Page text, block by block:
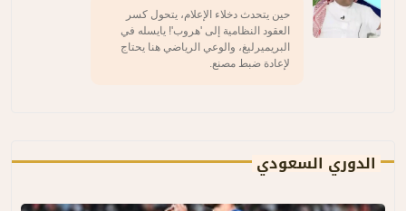
حين يتحدث دخلاء الإعلام، يتحول كسر
العقود النظامية إلى 'هروب'! يايسله في
البريميرليغ، والوعي الرياضي هنا يحتاج
لإعادة ضبط مصنع.
الدوري السعودي